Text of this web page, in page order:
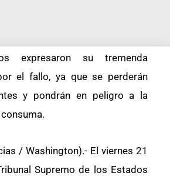
expresaron su tremenda
el fallo, ya que se perderán
y pondrán en peligro a la
/ Washington).- El viernes 21
Supremo de los Estados